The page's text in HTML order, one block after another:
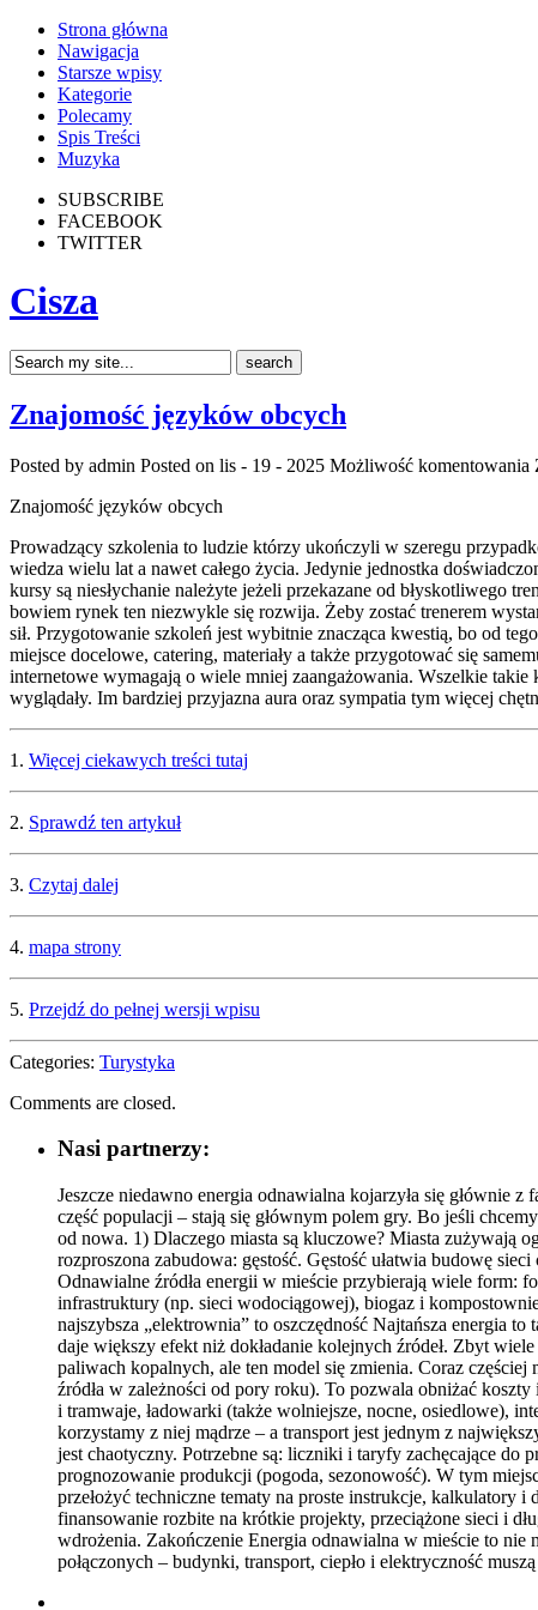
Strona główna
Nawigacja
Starsze wpisy
Kategorie
Polecamy
Spis Treści
Muzyka
SUBSCRIBE
FACEBOOK
TWITTER
Cisza
Znajomość języków obcych
Posted by admin Posted on lis - 19 - 2025 Możliwość komentowania
Znajomość języków obcych
Prowadzący szkolenia to ludzie którzy ukończyli w szeregu
wiedza wielu lat a nawet całego życia. Jedynie jednostka
kursy są niesłychanie należyte jeżeli przekazane od błyskotliwego
bowiem rynek ten niezwykle się rozwija. Żeby zostać trenerem
sił. Przygotowanie szkoleń jest wybitnie znacząca kwestią, bo od
miejsce docelowe, catering, materiały a także przygotować się
internetowe wymagają o wiele mniej zaangażowania. Wszelkie
wyglądały. Im bardziej przyjazna aura oraz sympatia tym więcej
1. Więcej ciekawych treści tutaj
2. Sprawdź ten artykuł
3. Czytaj dalej
4. mapa strony
5. Przejdź do pełnej wersji wpisu
Categories: Turystyka
Comments are closed.
Nasi partnerzy:
Jeszcze niedawno energia odnawialna kojarzyła się głównie
część populacji – stają się głównym polem gry. Bo jeśli
od nowa. 1) Dlaczego miasta są kluczowe? Miasta zużywają
rozproszona zabudowa: gęstość. Gęstość ułatwia budowę
Odnawialne źródła energii w mieście przybierają wiele form:
infrastruktury (np. sieci wodociągowej), biogaz i
najszybsza „elektrownia” to oszczędność Najtańsza energia
daje większy efekt niż dokładanie kolejnych źródeł. Zbyt
paliwach kopalnych, ale ten model się zmienia. Coraz
źródła w zależności od pory roku). To pozwala obniżać
i tramwaje, ładowarki (także wolniejsze, nocne, osiedlowe),
korzystamy z niej mądrze – a transport jest jednym z
jest chaotyczny. Potrzebne są: liczniki i taryfy zachęcające do
prognozowanie produkcji (pogoda, sezonowość). W tym
przełożyć techniczne tematy na proste instrukcje, kalkulatory
finansowanie rozbite na krótkie projekty, przeciążone sieci i
wdrożenia. Zakończenie Energia odnawialna w mieście to
połączonych – budynki, transport, ciepło i elektryczność